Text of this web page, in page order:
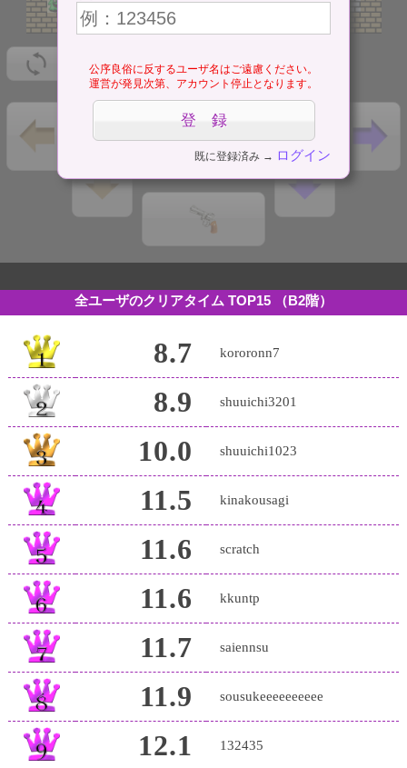
公序良俗に反するユーザ名はご遠慮ください。
運営が発見次第、アカウント停止となります。
既に登録済み → ログイン
全ユーザのクリアタイム TOP15 （B2階）
8.7 kororonn7
8.9 shuuichi3201
10.0 shuuichi1023
11.5 kinakousagi
11.6 scratch
11.6 kkuntp
11.7 saiennsu
11.9 sousukeeeeeeeeee
12.1 132435